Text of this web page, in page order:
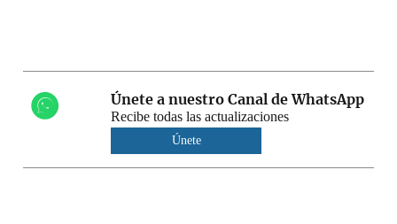
Únete a nuestro Canal de WhatsApp
Recibe todas las actualizaciones
Únete